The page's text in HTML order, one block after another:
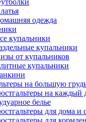
одежда
купальники
купальники
от купальников
купальники
на большую
на каждый
белье
для дома и
для